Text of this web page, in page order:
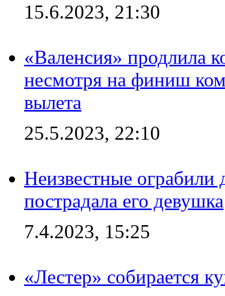
15.6.2023, 21:30
«Валенсия» продлила
несмотря на финиш
вылета
25.5.2023, 22:10
Неизвестные
пострадала его девушка
7.4.2023, 15:25
«Лестер» собирается